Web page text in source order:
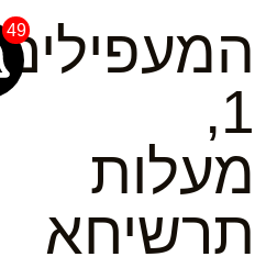
המעפילים
1,
מעלות
תרשיחא
49